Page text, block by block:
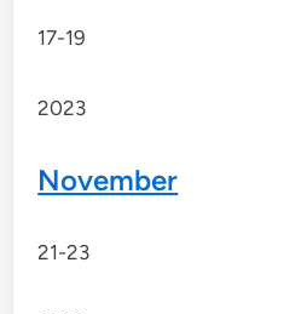
17-19
2023
November
21-23